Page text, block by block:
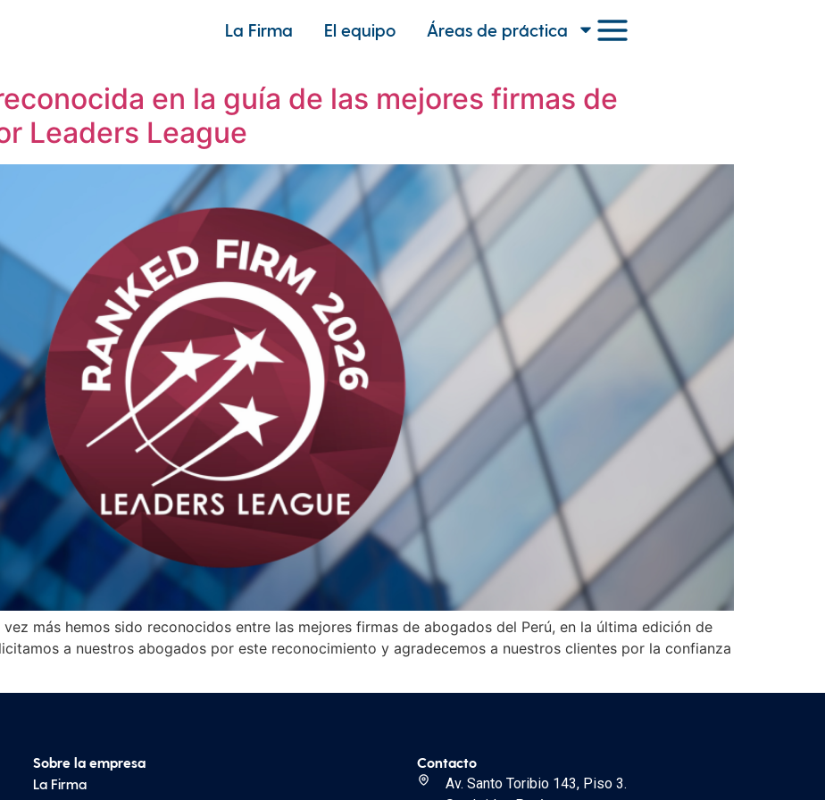
La Firma El equipo Áreas de práctica
en la guía de las mejores firmas de
Leaders League
más hemos sido reconocidos entre las mejores firmas de abogados del Perú, en la última edición de
a nuestros abogados por este reconocimiento y agradecemos a nuestros clientes por la confianza
Sobre la empresa
La Firma
Contacto
Av. Santo Toribio 143, Piso 3.